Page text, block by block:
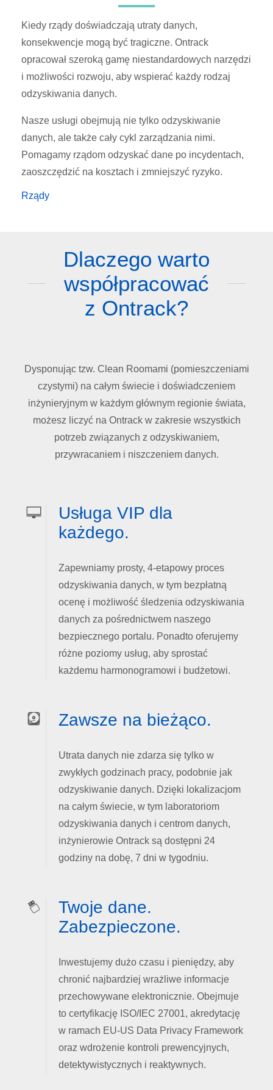
Kiedy rządy doświadczają utraty danych,
konsekwencje mogą być tragiczne. Ontrack
opracował szeroką gamę niestandardowych narzędzi
i możliwości rozwoju, aby wspierać każdy rodzaj
odzyskiwania danych.
Nasze usługi obejmują nie tylko odzyskiwanie
danych, ale także cały cykl zarządzania nimi.
Pomagamy rządom odzyskać dane po incydentach,
zaoszczędzić na kosztach i zmniejszyć ryzyko.
Rządy
Dlaczego warto
współpracować
z Ontrack?
Dysponująctzw. Clean Roomami (pomieszczeniami
czystymi) na całym świecie i doświadczeniem
inżynieryjnymw każdym głównym regionie świata,
możesz liczyć na Ontrack w zakresie wszystkich
potrzeb związanych z odzyskiwaniem,
przywracaniem i niszczeniem danych.
Usługa VIP dla
każdego.
Zapewniamy prosty, 4-etapowy proces
odzyskiwania danych, w tym bezpłatną
ocenę i możliwość śledzenia odzyskiwania
danych za pośrednictwem naszego
bezpiecznego portalu. Ponadto oferujemy
różne poziomy usług, aby sprostać
każdemu harmonogramowi i budżetowi.
Zawsze na bieżąco.
Utrata danych nie zdarza się tylko w
zwykłych godzinach pracy, podobnie jak
odzyskiwanie danych. Dzięki lokalizacjom
na całym świecie, w tym laboratoriom
odzyskiwania danych i centrom danych,
inżynierowie Ontrack są dostępni 24
godziny na dobę, 7 dni w tygodniu.
Twoje dane.
Zabezpieczone.
Inwestujemy dużo czasu i pieniędzy, aby
chronić najbardziej wrażliwe informacje
przechowywane elektronicznie. Obejmuje
to certyfikację ISO/IEC 27001, akredytację
w ramach EU-US Data Privacy Framework
oraz wdrożenie kontroli prewencyjnych,
detektywistycznych i reaktywnych.